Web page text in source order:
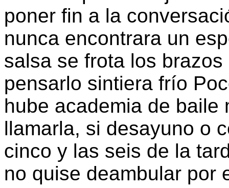
poner fin a la
nunca encontrara un
salsa se frota los
pensarlo sintiera frío
hube academia de baile
llamarla, si desayuno o
cinco y las seis de la
no quise deambular por